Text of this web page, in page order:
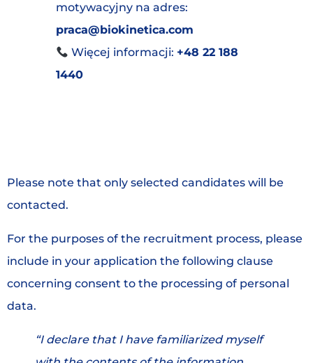
motywacyjny na adres:
praca@biokinetica.com
Więcej informacji: +48 22 188
1440
Please note that only selected candidates will be
contacted.
For the purposes of the recruitment process, please
include in your application the following clause
concerning consent to the processing of personal
data.
“I declare that I have familiarized myself